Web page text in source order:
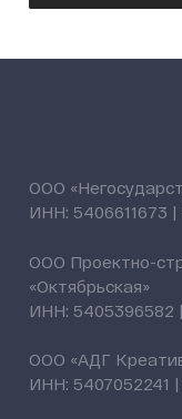
ООО
ИНН: 5406611673
ООО Проектно-
«Октябрьская»
ИНН: 5405396582
ООО «АДГ
ИНН: 5407052241